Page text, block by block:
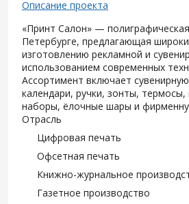
Описание проекта
«Принт Салон» —
Петербурге, предлагающая
изготовлению рекламной и
использованием современных
Ассортимент включает
календари, ручки, зонты,
наборы, ёлочные шары и
Отрасль
Цифровая печать
Офсетная печать
Книжно-журнальное
Газетное производство